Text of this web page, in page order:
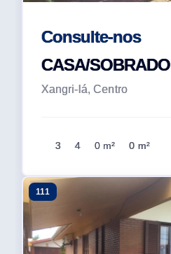
Consulte-nos
CASA/SOBRADO
Xangri-lá, Centro
3 4 0 m² 0 m²
111